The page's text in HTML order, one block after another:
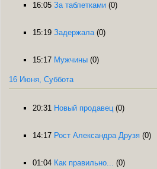
16:05 За таблетками (0)
15:19 Задержала (0)
15:17 Мужчины (0)
16 Июня, Суббота
20:31 Новый продавец (0)
14:17 Рост Александра Друзя (0)
01:04 Как правильно... (0)